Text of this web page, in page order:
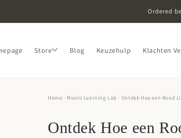
Ordered
Store Blog Keuzehulp Klachten
Home · Mvolo Learning Lab · Ontdek Hoe een Rood
Ontdek Hoe een